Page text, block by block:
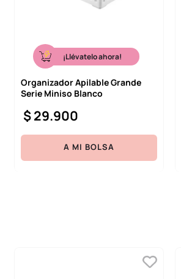
¡Llévatelo ahora!
Organizador Apilable Grande
Serie Miniso Blanco
$29.900
A MI BOLSA